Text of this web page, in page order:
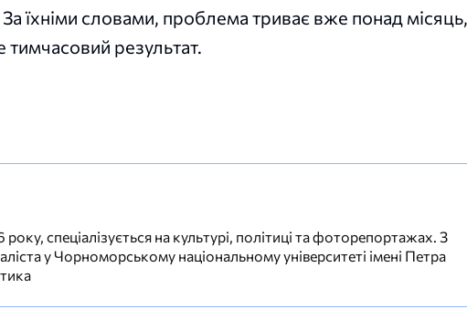
За їхніми словами, проблема триває вже понад
результат.
спеціалізується на культурі, політиці та фоторепортажах. З
у Чорноморському національному університеті імені Петра